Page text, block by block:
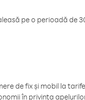
pe o perioadă de
de fix și mobil la
în privința